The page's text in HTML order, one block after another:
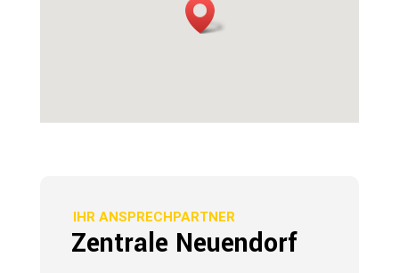
IHR ANSPRECHPARTNER
Zentrale Neuendorf